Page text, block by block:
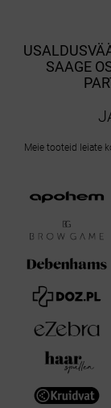
SAAGE
Meie tooteid leiate